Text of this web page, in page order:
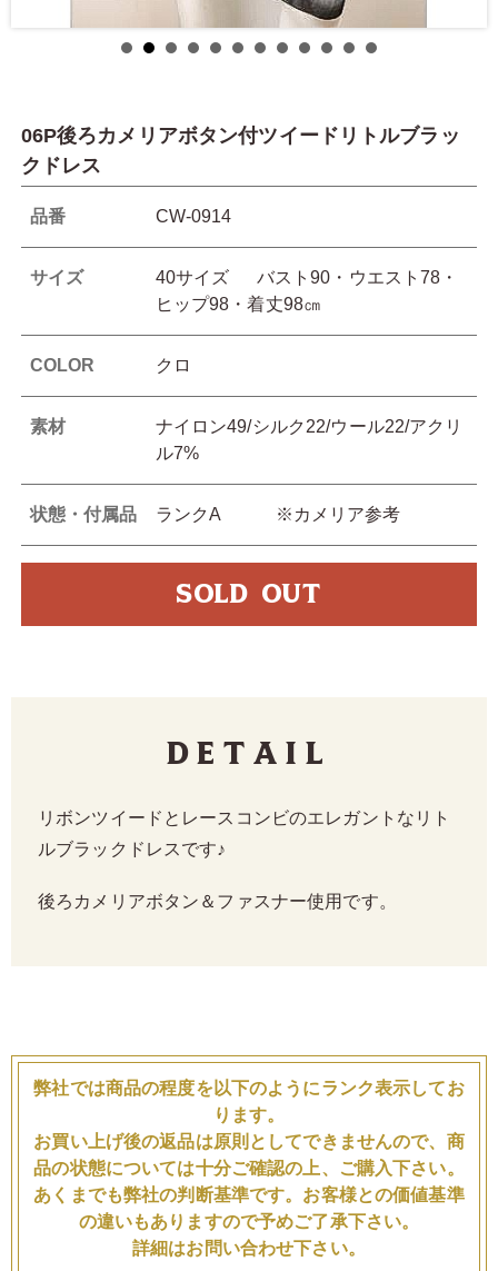
06P後ろカメリアボタン付ツイードリトルブラッ
クドレス
品番 CW-0914
サイズ
40サイズ バスト90・ウエスト78・
ヒップ98・着丈98㎝
COLOR クロ
素材
ナイロン49/シルク22/ウール22/アクリ
ル7%
状態・付属品 ランクA ※カメリア参考
SOLD OUT
Detail
リボンツイードとレースコンビのエレガントなリト
ルブラックドレスです♪
後ろカメリアボタン＆ファスナー使用です。
弊社では商品の程度を以下のようにランク表示してお
ります。
お買い上げ後の返品は原則としてできませんので、商
品の状態については十分ご確認の上、ご購入下さい。
あくまでも弊社の判断基準です。お客様との価値基準
の違いもありますので予めご了承下さい。
詳細はお問い合わせ下さい。